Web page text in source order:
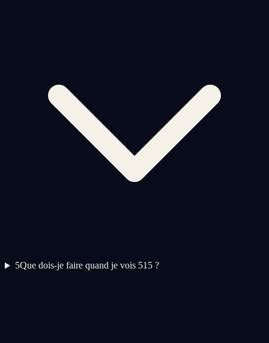
5Que dois-je faire quand je vois 515 ?